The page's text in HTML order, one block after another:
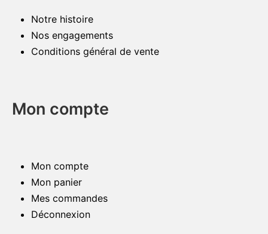
Notre histoire
Nos engagements
Conditions général de vente
Mon compte
Mon compte
Mon panier
Mes commandes
Déconnexion